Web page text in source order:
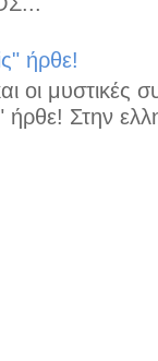
ήρθε!
οι μυστικές
ήρθε! Στην